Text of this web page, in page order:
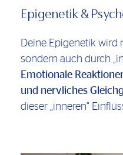
Epigenetik &
Deine Epigenetik wird
sondern auch durch
Emotionale
und nervliches
dieser „inneren“